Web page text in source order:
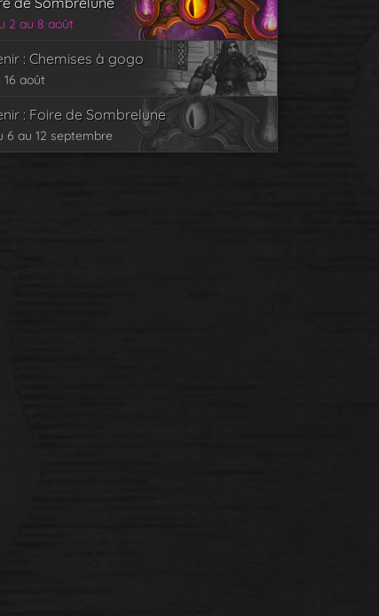
2 au 8 août
: Chemises à gogo
16 août
: Foire de Sombrelune
6 au 12 septembre